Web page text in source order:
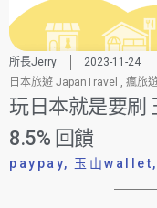
所長Jerry
2023-11-24
日本旅遊 JapanTravel , 瘋旅
玩日本就是要刷
8.5% 回饋
paypay, 玉山wallet,